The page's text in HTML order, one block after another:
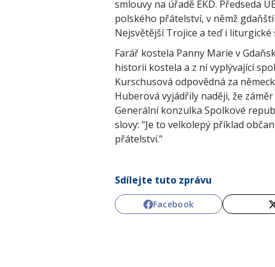
smlouvy na úřadě EKD. Předseda
polského přátelství, v němž
Nejsvětější Trojice a teď i liturgické
Farář kostela Panny Marie v
historii kostela a z ní vyplývající
Kurschusová odpovědná za
Huberová vyjádřily naději, že
Generální konzulka Spolkové
slovy: “Je to velkolepý příklad
přátelství.”
Sdílejte tuto zprávu
Facebook